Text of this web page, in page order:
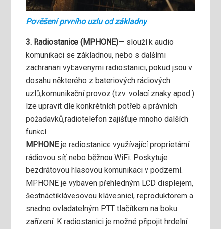
Pověšení prvního uzlu od základny
3. Radiostanice (MPHONE)— slouží k audio
komunikaci se základnou, nebo s dalšími
záchranáři vybavenými radiostanicí, pokud jsou v
dosahu některého z bateriových rádiových
uzlů,komunikační provoz (tzv. volací znaky apod.)
lze upravit dle konkrétních potřeb a právních
požadavků,radiotelefon zajišťuje mnoho dalších
funkcí.
MPHONEje radiostanice využívající proprietární
rádiovou síť nebo běžnou WiFi. Poskytuje
bezdrátovou hlasovou komunikaci v podzemí.
MPHONE je vybaven přehledným LCD displejem,
šestnáctiklávesovou klávesnicí, reproduktorem a
snadno ovladatelným PTT tlačítkem na boku
zařízení. K radiostanici je možné připojit hrdelní